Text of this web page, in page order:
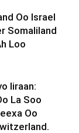
Oo Israel
Somaliland
Loo
Iiraan:
La Soo
Oo